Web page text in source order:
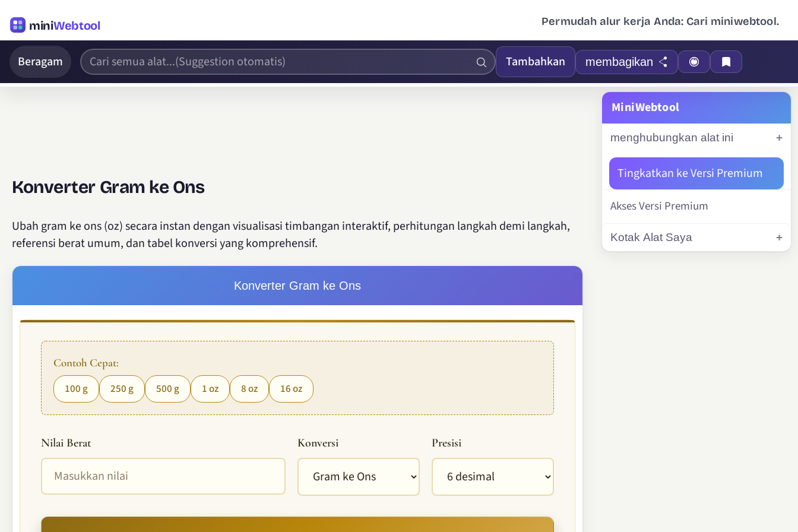
miniWebtool Permudah alur kerja Anda: Cari miniwebtool.
Beragam Tambahkan membagikan
Konverter Gram ke Ons
Ubah gram ke ons (oz) secara instan dengan visualisasi timbangan interaktif, perhitungan langkah demi langkah,
referensi berat umum, dan tabel konversi yang komprehensif.
Konverter Gram ke Ons
Contoh Cepat:
100 g 250 g 500 g 1 oz 8 oz 16 oz
Nilai Berat Konversi Presisi
MiniWebtool
menghubungkan alat ini
Tingkatkan ke Versi Premium
Akses Versi Premium
Kotak Alat Saya